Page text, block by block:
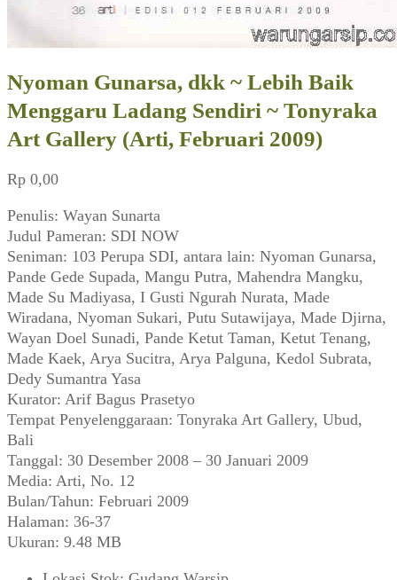
Nyoman Gunarsa, dkk ~ Lebih Baik
Menggaru Ladang Sendiri ~ Tonyraka
Art Gallery (Arti, Februari 2009)
Rp 0,00
Penulis: Wayan Sunarta
Judul Pameran: SDI NOW
Seniman: 103 Perupa SDI, antara lain: Nyoman Gunarsa,
Pande Gede Supada, Mangu Putra, Mahendra Mangku,
Made Su Madiyasa, I Gusti Ngurah Nurata, Made
Wiradana, Nyoman Sukari, Putu Sutawijaya, Made Djirna,
Wayan Doel Sunadi, Pande Ketut Taman, Ketut Tenang,
Made Kaek, Arya Sucitra, Arya Palguna, Kedol Subrata,
Dedy Sumantra Yasa
Kurator: Arif Bagus Prasetyo
Tempat Penyelenggaraan: Tonyraka Art Gallery, Ubud,
Bali
Tanggal: 30 Desember 2008 – 30 Januari 2009
Media: Arti, No. 12
Bulan/Tahun: Februari 2009
Halaman: 36-37
Ukuran: 9.48 MB